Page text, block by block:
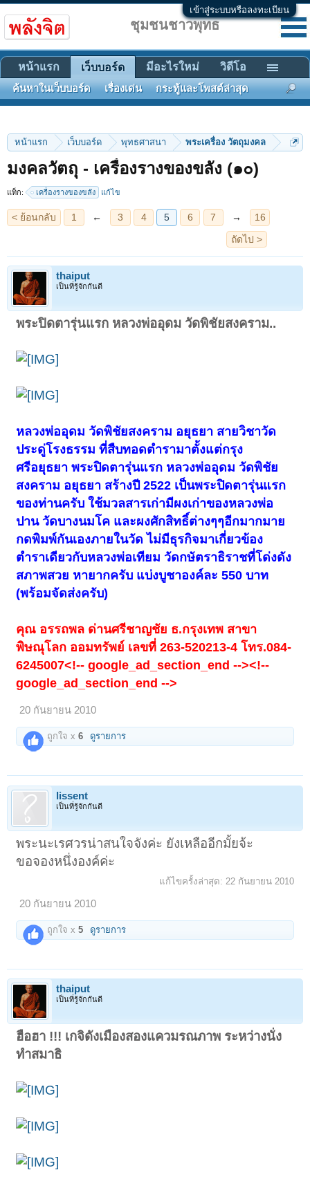
เข้าสู่ระบบหรือลงทะเบียน
หน้าแรก เว็บบอร์ด พุทธศาสนา พระเครื่อง วัตถุมงคล
มงคลวัตถุ - เครื่องรางของขลัง (๑๐)
แท็ก: เครื่องรางของขลัง แก้ไข
ถัดไป >
thaiput
เป็นที่รู้จักกันดี
พระปิดตารุ่นแรก หลวงพ่ออุดม วัดพิชัยสงคราม..
หลวงพ่ออุดม วัดพิชัยสงคราม อยุธยา สายวิชาวัด
ประดู่โรงธรรม ที่สืบทอดตำรามาตั้งแต่กรุง
ศรีอยุธยา พระปิดตารุ่นแรก หลวงพ่ออุดม วัดพิชัย
สงคราม อยุธยา สร้างปี 2522 เป็นพระปิดตารุ่นแรก
ของท่านครับ ใช้มวลสารเก่ามีผงเก่าของหลวงพ่อ
ปาน วัดบางนมโค และผงศักสิทธิ์ต่างๆๆอีกมากมาย
กดพิมพ์กันเองภายในวัด ไม่มีธุรกิจมาเกี่ยวข้อง
ตำราเดียวกับหลวงพ่อเทียม วัดกษัตราธิราชที่โด่งดัง
สภาพสวย หายากครับ แบ่งบูชาองค์ละ 550 บาท
(พร้อมจัดส่งครับ)
คุณ อรรถพล ด่านศรีชาญชัย ธ.กรุงเทพ สาขา
พิษณุโลก ออมทรัพย์ เลขที่ 263-520213-4 โทร.084-
6245007<!-- google_ad_section_end --><!--
google_ad_section_end -->
20 กันยายน 2010
ถูกใจ x6 ดูรายการ
lissent
เป็นที่รู้จักกันดี
พระนะเรศวรน่าสนใจจังค่ะ ยังเหลืออีกมั้ยจ้ะ
ขอจองหนึ่งองค์ค่ะ
แก้ไขครั้งล่าสุด: 22 กันยายน 2010
20 กันยายน 2010
ถูกใจ x5 ดูรายการ
thaiput
เป็นที่รู้จักกันดี
ฮือฮา !!! เกจิดังเมืองสองแควมรณภาพ ระหว่างนั่ง
ทำสมาธิ
ชุมชนชาวพุทธ
หน้าแรก เว็บบอร์ด
ค้นหาในเว็บบอร์ด เรื่องเด่น กระทู้และโพสต์ล่าสุด
มีอะไรใหม่ วิดีโอ